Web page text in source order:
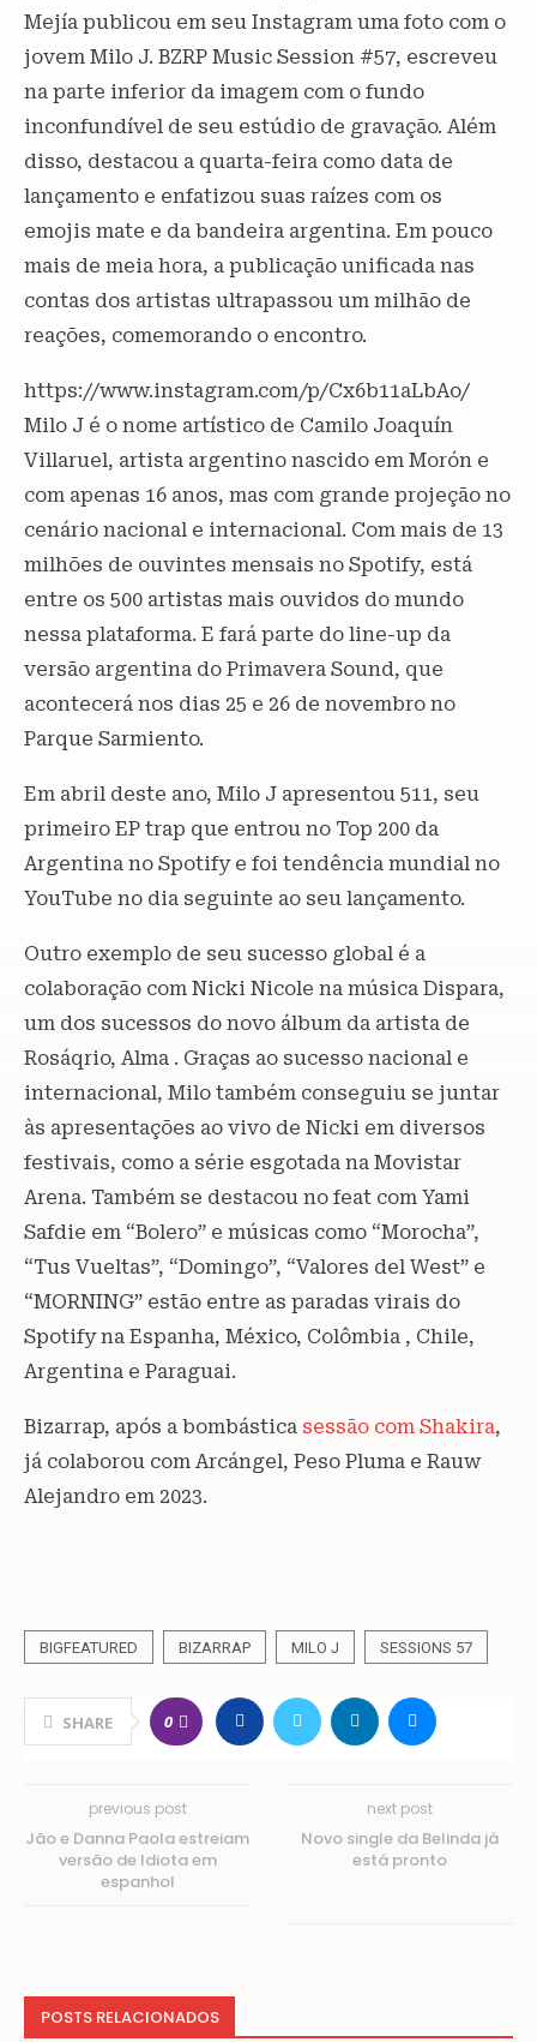
Mejía publicou em seu Instagram uma foto com o
jovem Milo J. BZRP Music Session #57, escreveu
na parte inferior da imagem com o fundo
inconfundível de seu estúdio de gravação. Além
disso, destacou a quarta-feira como data de
lançamento e enfatizou suas raízes com os
emojis mate e da bandeira argentina. Em pouco
mais de meia hora, a publicação unificada nas
contas dos artistas ultrapassou um milhão de
reações, comemorando o encontro.
https://www.instagram.com/p/Cx6b11aLbAo/
Milo J é o nome artístico de Camilo Joaquín
Villaruel, artista argentino nascido em Morón e
com apenas 16 anos, mas com grande projeção no
cenário nacional e internacional. Com mais de 13
milhões de ouvintes mensais no Spotify, está
entre os 500 artistas mais ouvidos do mundo
nessa plataforma. E fará parte do line-up da
versão argentina do Primavera Sound, que
acontecerá nos dias 25 e 26 de novembro no
Parque Sarmiento.
Em abril deste ano, Milo J apresentou 511, seu
primeiro EP trap que entrou no Top 200 da
Argentina no Spotify e foi tendência mundial no
YouTube no dia seguinte ao seu lançamento.
Outro exemplo de seu sucesso global é a
colaboração com Nicki Nicole na música Dispara,
um dos sucessos do novo álbum da artista de
Rosáqrio, Alma . Graças ao sucesso nacional e
internacional, Milo também conseguiu se juntar
às apresentações ao vivo de Nicki em diversos
festivais, como a série esgotada na Movistar
Arena. Também se destacou no feat com Yami
Safdie em “Bolero” e músicas como “Morocha”,
“Tus Vueltas”, “Domingo”, “Valores del West” e
“MORNING” estão entre as paradas virais do
Spotify na Espanha, México, Colômbia , Chile,
Argentina e Paraguai.
Bizarrap, após a bombástica sessão com Shakira,
já colaborou com Arcángel, Peso Pluma e Rauw
Alejandro em 2023.
BIGFEATURED BIZARRAP MILO J SESSIONS 57
SHARE 0
previous post
Jão e Danna Paola estreiam
versão de Idiota em
espanhol
next post
Novo single da Belinda já
está pronto
POSTS RELACIONADOS